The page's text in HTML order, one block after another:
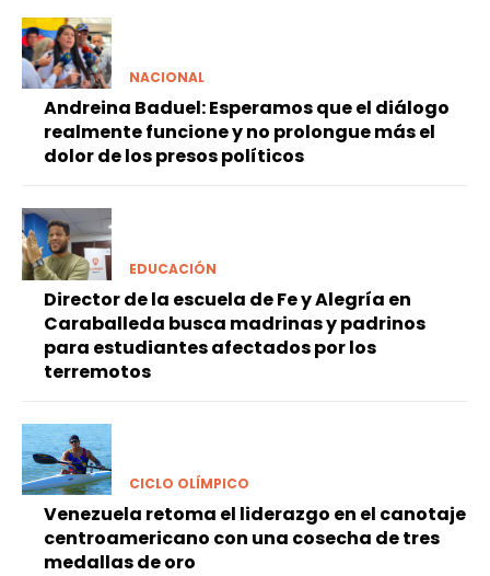
NACIONAL
Andreina Baduel: Esperamos que el diálogo
realmente funcione y no prolongue más el
dolor de los presos políticos
EDUCACIÓN
Director de la escuela de Fe y Alegría en
Caraballeda busca madrinas y padrinos
para estudiantes afectados por los
terremotos
CICLO OLÍMPICO
Venezuela retoma el liderazgo en el canotaje
centroamericano con una cosecha de tres
medallas de oro